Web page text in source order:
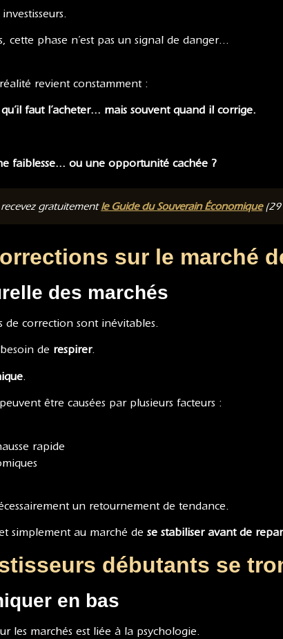
cette phase n’est pas un signal de danger…
revient constamment :
faut l’acheter… mais souvent quand il corrige.
faiblesse… ou une opportunité cachée ?
gratuitementle Guide du Souverain Économique(29
sur le marché
des marchés
de correction sont inévitables.
de respirer.
.
être causées par plusieurs facteurs :
rapide
un retournement de tendance.
simplement au marché dese stabiliser avant de
débutants se
en bas
les marchés est liée à la psychologie.